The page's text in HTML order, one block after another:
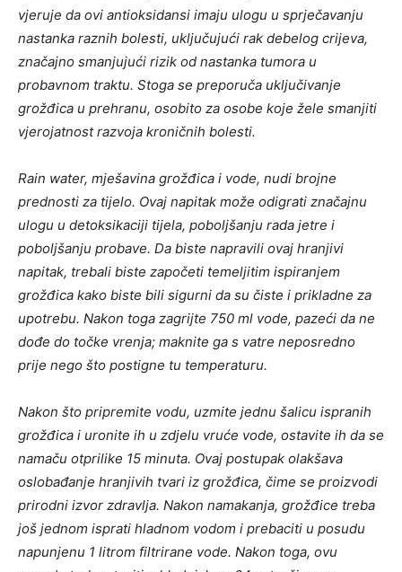
vjeruje da ovi antioksidansi imaju ulogu u sprječavanju
nastanka raznih bolesti, uključujući rak debelog crijeva,
značajno smanjujući rizik od nastanka tumora u
probavnom traktu. Stoga se preporuča uključivanje
grožđica u prehranu, osobito za osobe koje žele smanjiti
vjerojatnost razvoja kroničnih bolesti.
Rain water, mješavina grožđica i vode, nudi brojne
prednosti za tijelo. Ovaj napitak može odigrati značajnu
ulogu u detoksikaciji tijela, poboljšanju rada jetre i
poboljšanju probave. Da biste napravili ovaj hranjivi
napitak, trebali biste započeti temeljitim ispiranjem
grožđica kako biste bili sigurni da su čiste i prikladne za
upotrebu. Nakon toga zagrijte 750 ml vode, pazeći da ne
dođe do točke vrenja; maknite ga s vatre neposredno
prije nego što postigne tu temperaturu.
Nakon što pripremite vodu, uzmite jednu šalicu ispranih
grožđica i uronite ih u zdjelu vruće vode, ostavite ih da se
namaču otprilike 15 minuta. Ovaj postupak olakšava
oslobađanje hranjivih tvari iz grožđica, čime se proizvodi
prirodni izvor zdravlja. Nakon namakanja, grožđice treba
još jednom isprati hladnom vodom i prebaciti u posudu
napunjenu 1 litrom filtrirane vode. Nakon toga, ovu